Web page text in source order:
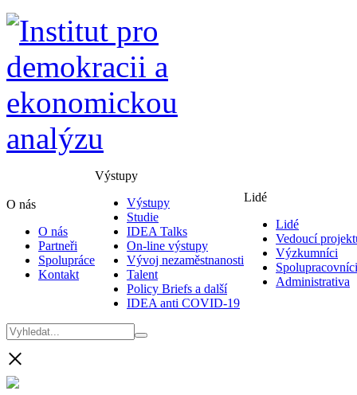
O nás
O nás
Partneři
Spolupráce
Kontakt
Výstupy
Výstupy
Studie
IDEA Talks
On-line výstupy
Vývoj nezaměstnanosti
Talent
Policy Briefs a další
IDEA anti COVID-19
Lidé
Lidé
Vedoucí
Výzkumníci
Spolupracovníci
Administrativa
×